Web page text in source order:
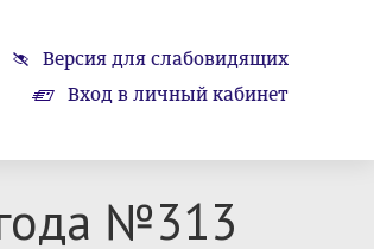
Версия для слабовидящих
Вход в личный кабинет
№313